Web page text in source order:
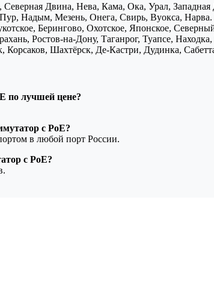
Двина, Нева, Кама, Ока, Урал, Западная
Надым, Мезень, Онега, Свирь, Вуокса,
Берингово, Охотское, Японское,
Ростов-на-Дону, Таганрог, Туапсе,
Шахтёрск, Де-Кастри, Дудинка,
по лучшей цене?
с PoE?
в любой порт России.
с PoE?